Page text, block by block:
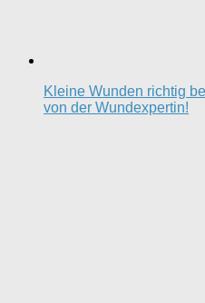
Kleine Wunden richtig
von der Wundexpertin!